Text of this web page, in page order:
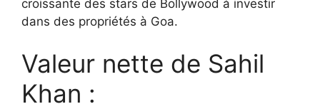
croissante des stars de Bollywood à investir
dans des propriétés à Goa.
Valeur nette de Sahil
Khan :